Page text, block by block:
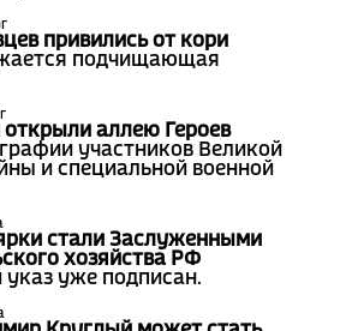
привились от кори
подчищающая
открыли аллею Героев
участников Великой
и специальной военной
стали Заслуженными
хозяйства РФ
уже подписан.